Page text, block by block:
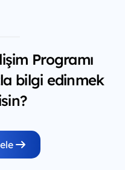
Programı
bilgi edinmek